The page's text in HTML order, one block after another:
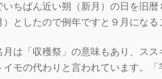
いちばん近い朔（新月）の日を旧
）としたので例年ですと９月になる
月は「収穫祭」の意味もあり、ス
イモの代わりと言われています。